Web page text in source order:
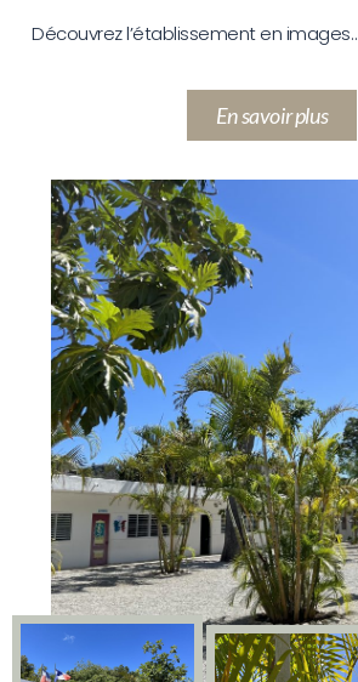
Découvrez l’établissement en images…
En savoir plus